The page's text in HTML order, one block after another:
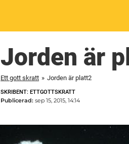
Jorden är
Ett gott skratt » Jorden är platt2
SKRIBENT: ETTGOTTSKRATT
Publicerad: sep 15, 2015, 14:14